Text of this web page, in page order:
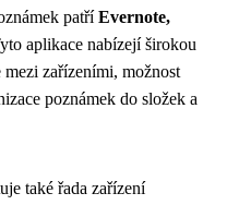
patříEvernote,
aplikace nabízejí širokou
zařízeními, možnost
poznámek do složek a
také řada zařízení